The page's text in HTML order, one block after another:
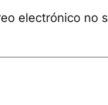
electrónico no